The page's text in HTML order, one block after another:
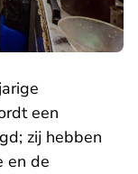
een
zij hebben
en de